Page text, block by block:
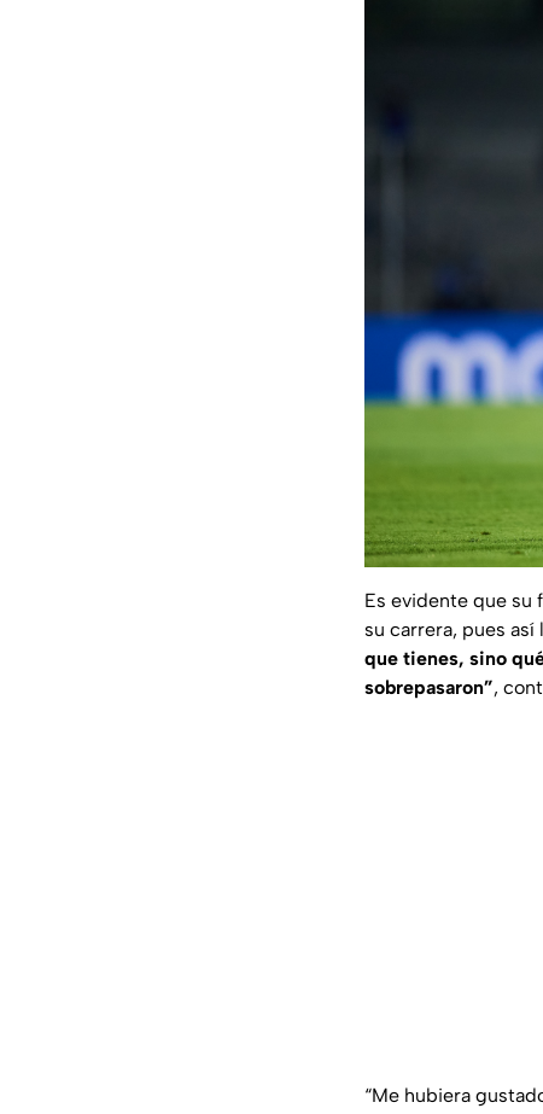
Es evidente que su
su carrera, pues
que tienes, sino
sobrepasaron”,
“Me hubiera